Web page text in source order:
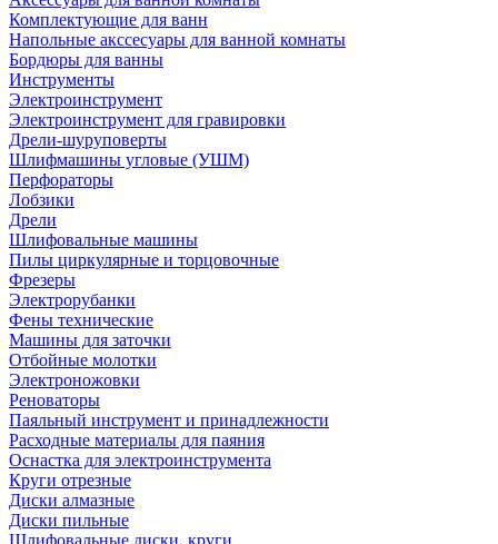
Комплектующие для ванн
Напольные акссесуары для ванной комнаты
Бордюры для ванны
Инструменты
Электроинструмент
Электроинструмент для гравировки
Дрели-шуруповерты
Шлифмашины угловые (УШМ)
Перфораторы
Лобзики
Дрели
Шлифовальные машины
Пилы циркулярные и торцовочные
Фрезеры
Электрорубанки
Фены технические
Машины для заточки
Отбойные молотки
Электроножовки
Реноваторы
Паяльный инструмент и принадлежности
Расходные материалы для паяния
Оснастка для электроинструмента
Круги отрезные
Диски алмазные
Диски пильные
Шлифовальные диски, круги